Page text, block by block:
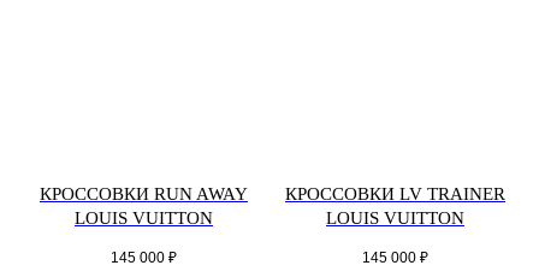
КРОССОВКИ RUN AWAY
LOUIS VUITTON
145 000 ₽
КРОССОВКИ LV TRAINER
LOUIS VUITTON
145 000 ₽